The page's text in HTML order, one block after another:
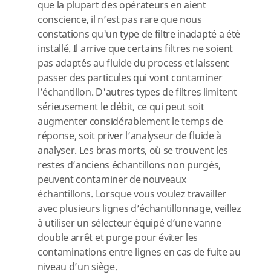
que la plupart des opérateurs en aient
conscience, il n’est pas rare que nous
constations qu'un type de filtre inadapté a été
installé. Il arrive que certains filtres ne soient
pas adaptés au fluide du process et laissent
passer des particules qui vont contaminer
l’échantillon. D'autres types de filtres limitent
sérieusement le débit, ce qui peut soit
augmenter considérablement le temps de
réponse, soit priver l’analyseur de fluide à
analyser. Les bras morts, où se trouvent les
restes d’anciens échantillons non purgés,
peuvent contaminer de nouveaux
échantillons. Lorsque vous voulez travailler
avec plusieurs lignes d’échantillonnage, veillez
à utiliser un sélecteur équipé d’une vanne
double arrêt et purge pour éviter les
contaminations entre lignes en cas de fuite au
niveau d’un siège.